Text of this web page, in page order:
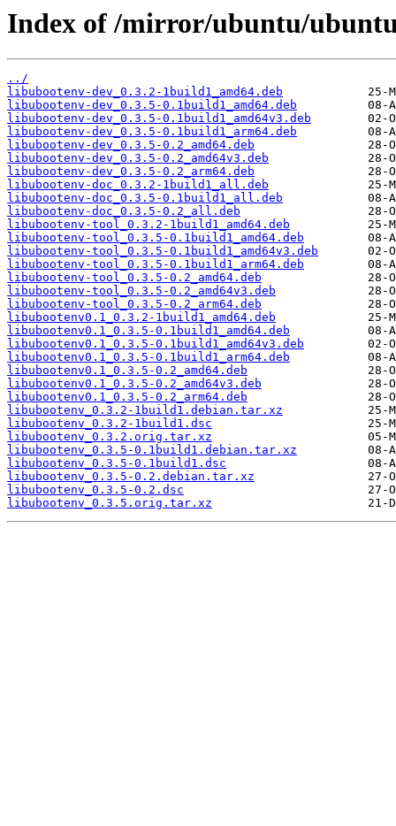
Index of /mirror/ubuntu/
../
libubootenv-dev_0.3.2-1build1_amd64.deb
libubootenv-dev_0.3.5-0.1build1_amd64.deb
libubootenv-dev_0.3.5-0.1build1_amd64v3.deb
libubootenv-dev_0.3.5-0.1build1_arm64.deb
libubootenv-dev_0.3.5-0.2_amd64.deb
libubootenv-dev_0.3.5-0.2_amd64v3.deb
libubootenv-dev_0.3.5-0.2_arm64.deb
libubootenv-doc_0.3.2-1build1_all.deb
libubootenv-doc_0.3.5-0.1build1_all.deb
libubootenv-doc_0.3.5-0.2_all.deb
libubootenv-tool_0.3.2-1build1_amd64.deb
libubootenv-tool_0.3.5-0.1build1_amd64.deb
libubootenv-tool_0.3.5-0.1build1_amd64v3.deb
libubootenv-tool_0.3.5-0.1build1_arm64.deb
libubootenv-tool_0.3.5-0.2_amd64.deb
libubootenv-tool_0.3.5-0.2_amd64v3.deb
libubootenv-tool_0.3.5-0.2_arm64.deb
libubootenv0.1_0.3.2-1build1_amd64.deb
libubootenv0.1_0.3.5-0.1build1_amd64.deb
libubootenv0.1_0.3.5-0.1build1_amd64v3.deb
libubootenv0.1_0.3.5-0.1build1_arm64.deb
libubootenv0.1_0.3.5-0.2_amd64.deb
libubootenv0.1_0.3.5-0.2_amd64v3.deb
libubootenv0.1_0.3.5-0.2_arm64.deb
libubootenv_0.3.2-1build1.debian.tar.xz
libubootenv_0.3.2-1build1.dsc
libubootenv_0.3.2.orig.tar.xz
libubootenv_0.3.5-0.1build1.debian.tar.xz
libubootenv_0.3.5-0.1build1.dsc
libubootenv_0.3.5-0.2.debian.tar.xz
libubootenv_0.3.5-0.2.dsc
libubootenv_0.3.5.orig.tar.xz